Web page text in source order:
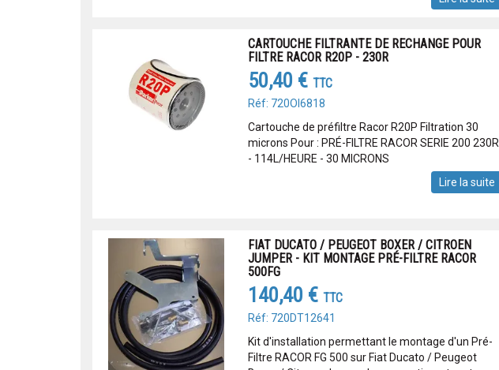
CARTOUCHE FILTRANTE DE RECHANGE POUR
FILTRE RACOR R20P - 230R
50,40 € TTC
Réf: 720OI6818
Cartouche de préfiltre Racor R20P Filtration 30
microns Pour : PRÉ-FILTRE RACOR SERIE 200 230R
- 114L/HEURE - 30 MICRONS
Lire la suite
FIAT DUCATO / PEUGEOT BOXER / CITROEN
JUMPER - KIT MONTAGE PRÉ-FILTRE RACOR
500FG
140,40 € TTC
Réf: 720DT12641
Kit d'installation permettant le montage d'un Pré-
Filtre RACOR FG 500 sur Fiat Ducato / Peugeot